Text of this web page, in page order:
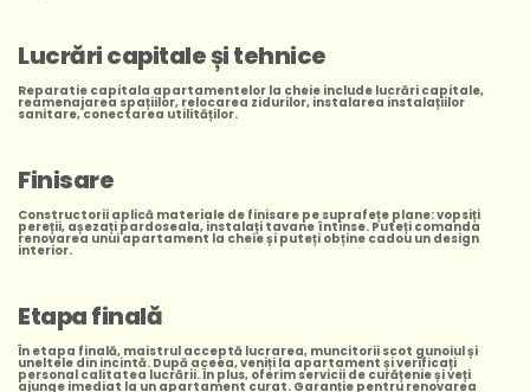
Lucrări capitale și tehnice
Reparatie capitala apartamentelor la cheie include lucrări capitale,
reamenajarea spațiilor, relocarea zidurilor, instalarea instalațiilor
sanitare, conectarea utilităților.
Finisare
Constructorii aplică materiale de finisare pe suprafețe plane: vopsiți
pereții, așezați pardoseala, instalați tavane întinse. Puteți comanda
renovarea unui apartament la cheie și puteți obține cadou un design
interior.
Etapa finală
În etapa finală, maistrul acceptă lucrarea, muncitorii scot gunoiul și
uneltele din incintă. După aceea, veniți la apartament și verificați
personal calitatea lucrării. În plus, oferim servicii de curățenie și veți
ajunge imediat la un apartament curat. Garanție pentru renovarea